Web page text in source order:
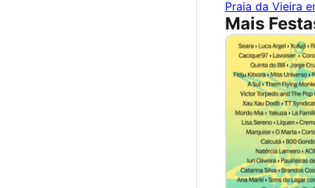
Praia da Vieira
Mais